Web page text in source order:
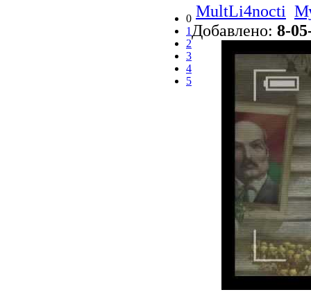
0
1
2
3
4
5
MultLi4nocti
Добавлено: 8-